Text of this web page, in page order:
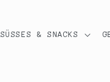
SÜSSES & SNACKS